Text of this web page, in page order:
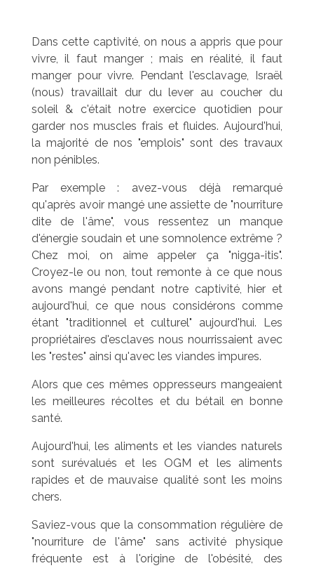
Dans cette captivité, on nous a appris que pour
vivre, il faut manger ; mais en réalité, il faut
manger pour vivre. Pendant l'esclavage, Israël
(nous) travaillait dur du lever au coucher du
soleil & c'était notre exercice quotidien pour
garder nos muscles frais et fluides. Aujourd'hui,
la majorité de nos "emplois" sont des travaux
non pénibles.
Par exemple : avez-vous déjà remarqué
qu'après avoir mangé une assiette de "nourriture
dite de l'âme", vous ressentez un manque
d'énergie soudain et une somnolence extrême ?
Chez moi, on aime appeler ça "nigga-itis".
Croyez-le ou non, tout remonte à ce que nous
avons mangé pendant notre captivité, hier et
aujourd'hui, ce que nous considérons comme
étant "traditionnel et culturel" aujourd'hui. Les
propriétaires d'esclaves nous nourrissaient avec
les "restes" ainsi qu'avec les viandes impures.
Alors que ces mêmes oppresseurs mangeaient
les meilleures récoltes et du bétail en bonne
santé.
Aujourd'hui, les aliments et les viandes naturels
sont surévalués et les OGM et les aliments
rapides et de mauvaise qualité sont les moins
chers.
Saviez-vous que la consommation régulière de
"nourriture de l'âme" sans activité physique
fréquente est à l'origine de l'obésité, des